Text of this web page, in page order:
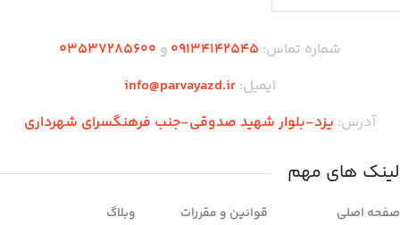
شماره تماس: 09134142545 و 03537285600
ایمیل: info@parvayazd.ir
آدرس: یزد-بلوار شهید صدوقی-جنب فرهنگسرای شهرداری
لینک های مهم
صفحه اصلی
قوانین و مقررات
وبلاگ